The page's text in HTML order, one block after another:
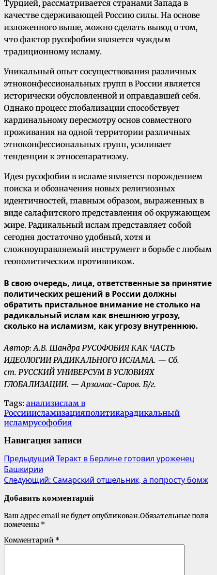
Турцией, рассматривается странами Запада в
качестве сдерживающей Россию силы. На основе
изложенного выше, можно сделать вывод о том,
что фактор русофобии является чуждым
традиционному исламу.
Уникальный опыт сосуществования различных
этноконфессиональных групп в России является
исторически обусловленной и оправдавшей себя.
Однако процесс глобализации способствует
кардинальному пересмотру основ совместного
проживания на одной территории различных
этноконфессиональных групп, усиливает
тенденции к этносепаратизму.
Идея русофобии в исламе является порождением
поиска и обозначения новых религиозных
идентичностей, главным образом, выраженных в
виде салафитского представления об окружающем
мире. Радикальный ислам представляет собой
сегодня достаточно удобный, хотя и
сложноуправляемый инструмент в борьбе с любым
геополитическим противником.
В свою очередь, лица, ответственные за принятие
политических решений в России должны
обратить пристальное внимание не столько на
радикальный ислам как внешнюю угрозу,
сколько на исламизм, как угрозу внутреннюю.
Автор: А.В. Шандра РУСОФОБИЯ КАК ЧАСТЬ
ИДЕОЛОГИИ РАДИКАЛЬНОГО ИСЛАМА. — Сб.
ст. РУССКИЙ УНИВЕРСУМ В УСЛОВИЯХ
ГЛОБАЛИЗАЦИИ. — Арзамас-Саров. Б/г.
Tags: анализислам в
Россииисламизацияполитикарадикальный
исламрусофобия
Навигация записи
Предыдущий Теракт в Берлине готовил уроженец
Башкирии
Следующий: Самарский отшельник, а попросту бомж
Добавить комментарий
Ваш адрес email не будет опубликован.Обязательные поля
помечены *
Комментарий *